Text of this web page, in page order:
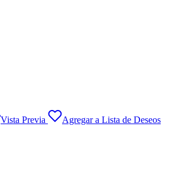
Vista Previa Agregar a Lista de Deseos